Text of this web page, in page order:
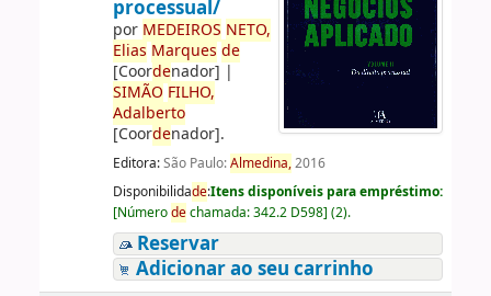
processual/
por MEDEIROS NETO,
Elias Marques de
[Coordenador] |
SIMÃO FILHO,
Adalberto
[Coordenador].
Editora:São Paulo:Almedina,2016
Disponibilidade:Itens disponíveis para empréstimo:
[Númerodechamada:342.2 D598] (2).
Reservar
Adicionar ao seu carrinho